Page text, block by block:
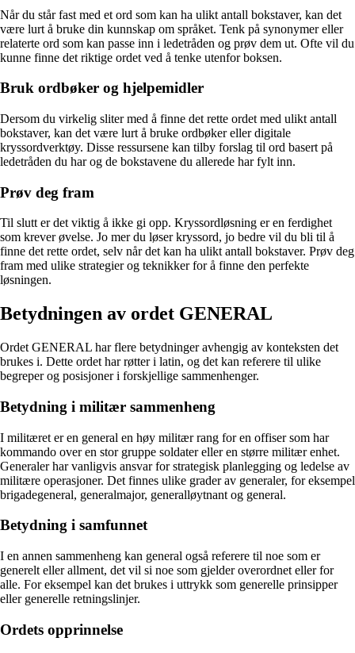
Når du står fast med et ord som kan ha ulikt antall bokstaver, kan det
være lurt å bruke din kunnskap om språket. Tenk på synonymer eller
relaterte ord som kan passe inn i ledetråden og prøv dem ut. Ofte vil du
kunne finne det riktige ordet ved å tenke utenfor boksen.
Bruk ordbøker og hjelpemidler
Dersom du virkelig sliter med å finne det rette ordet med ulikt antall
bokstaver, kan det være lurt å bruke ordbøker eller digitale
kryssordverktøy. Disse ressursene kan tilby forslag til ord basert på
ledetråden du har og de bokstavene du allerede har fylt inn.
Prøv deg fram
Til slutt er det viktig å ikke gi opp. Kryssordløsning er en ferdighet
som krever øvelse. Jo mer du løser kryssord, jo bedre vil du bli til å
finne det rette ordet, selv når det kan ha ulikt antall bokstaver. Prøv deg
fram med ulike strategier og teknikker for å finne den perfekte
løsningen.
Betydningen av ordet GENERAL
Ordet GENERAL har flere betydninger avhengig av konteksten det
brukes i. Dette ordet har røtter i latin, og det kan referere til ulike
begreper og posisjoner i forskjellige sammenhenger.
Betydning i militær sammenheng
I militæret er en general en høy militær rang for en offiser som har
kommando over en stor gruppe soldater eller en større militær enhet.
Generaler har vanligvis ansvar for strategisk planlegging og ledelse av
militære operasjoner. Det finnes ulike grader av generaler, for eksempel
brigadegeneral, generalmajor, generalløytnant og general.
Betydning i samfunnet
I en annen sammenheng kan general også referere til noe som er
generelt eller allment, det vil si noe som gjelder overordnet eller for
alle. For eksempel kan det brukes i uttrykk som generelle prinsipper
eller generelle retningslinjer.
Ordets opprinnelse